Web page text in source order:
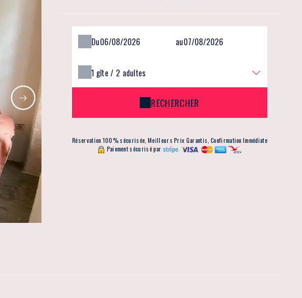
Du au
1 gîte / 2 adultes
RECHERCHER
Réservation 100% sécurisée, Meilleurs Prix Garantis, Confirmation Immédiate
Paiement sécurisé par